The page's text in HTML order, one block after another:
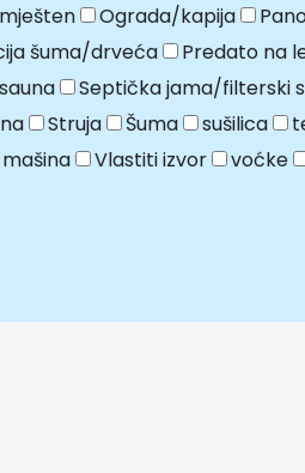
Ograda/kapija
šuma/drveća Predato na
sauna Septička jama/filterski
Struja Šuma sušilica
Vlastiti izvor voćke